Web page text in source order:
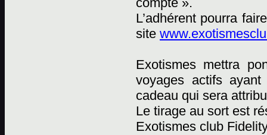
L’adhérent pourra
site
Exotismes mettra
voyages actifs
cadeau qui sera
Le tirage au sort est
Exotismes club